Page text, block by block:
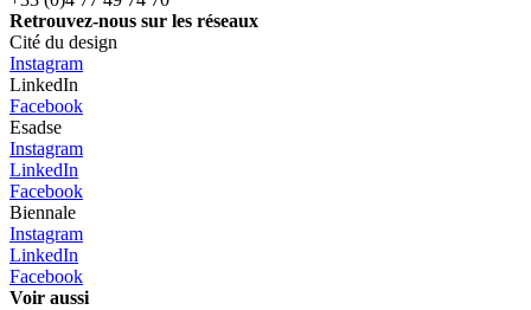
Retrouvez-nous sur les réseaux
Cité du design
Instagram
LinkedIn
Facebook
Esadse
Instagram
LinkedIn
Facebook
Biennale
Instagram
LinkedIn
Facebook
Voir aussi